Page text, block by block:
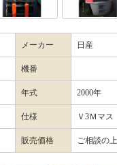
メーカー 日産
機番
年式 2000年
仕様 Ｖ3Ｍマス
販売価格 ご相談の上